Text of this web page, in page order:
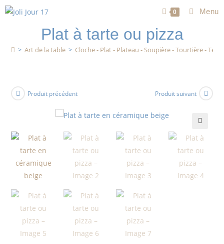
0 Menu
Plat à tarte ou pizza
> Art de la table > Cloche - Plat - Plateau - Soupière - Tourtière -
Produit précédent Produit suivant
🔍